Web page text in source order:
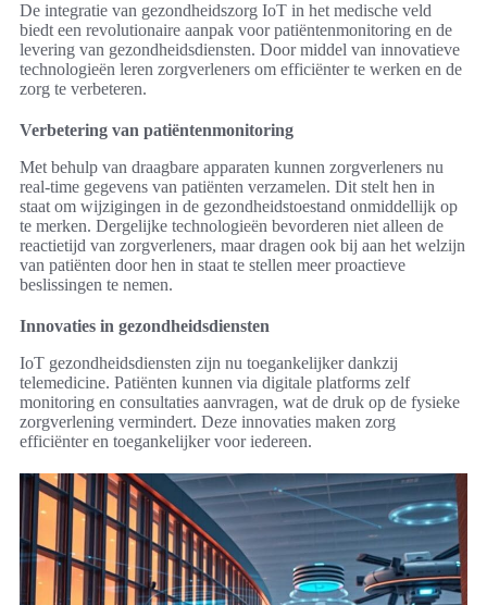
De integratie van gezondheidszorg IoT in het medische veld
biedt een revolutionaire aanpak voor patiëntenmonitoring en de
levering van gezondheidsdiensten. Door middel van innovatieve
technologieën leren zorgverleners om efficiënter te werken en de
zorg te verbeteren.
Verbetering van patiëntenmonitoring
Met behulp van draagbare apparaten kunnen zorgverleners nu
real-time gegevens van patiënten verzamelen. Dit stelt hen in
staat om wijzigingen in de gezondheidstoestand onmiddellijk op
te merken. Dergelijke technologieën bevorderen niet alleen de
reactietijd van zorgverleners, maar dragen ook bij aan het welzijn
van patiënten door hen in staat te stellen meer proactieve
beslissingen te nemen.
Innovaties in gezondheidsdiensten
IoT gezondheidsdiensten zijn nu toegankelijker dankzij
telemedicine. Patiënten kunnen via digitale platforms zelf
monitoring en consultaties aanvragen, wat de druk op de fysieke
zorgverlening vermindert. Deze innovaties maken zorg
efficiënter en toegankelijker voor iedereen.